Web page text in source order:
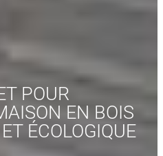
POUR
EN BOIS
ÉCOLOGIQUE